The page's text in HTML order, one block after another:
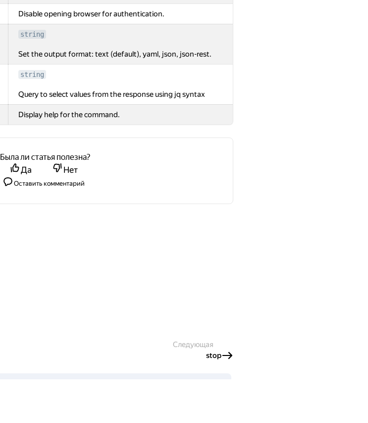
Disable opening browser for authentication.
string
Set the output format: text (default), yaml, json, json-rest.
string
Query to select values from the response using jq syntax
Display help for the command.
Была ли статья полезна?
Да
Нет
Оставить комментарий
Следующая
stop